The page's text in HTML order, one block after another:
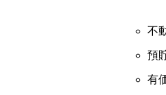
不
預
有